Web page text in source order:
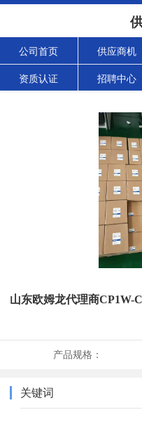
公司首页 供应商机
资质认证 招聘中心
山东欧姆龙代理商CP1W-
产品规格：
关键词